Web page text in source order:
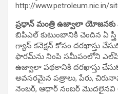
http://www.petroleum.nic.in/
ప్రధాన్ మంత్రి ఉజ్వాలా
బిపిఎల్ కుటుంబానికి చెందిన ఏ
గ్యాస్ కనెక్షన్ కోసం దరఖాస్తు
ఫారమ్‌ను నింపి సమీపంలోని
ఉజ్వాలా పథకానికి దరఖాస్తు
అవసరమైన పత్రాలు, పేరు,
నెంబర్, ఆధార్ నంబర్ మొదలైనవి